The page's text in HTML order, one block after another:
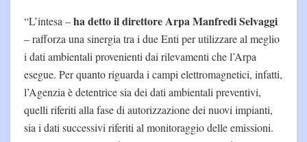
“L’intesa –ha detto il direttore Arpa Manfredi Selvaggi
– rafforza una sinergia tra i due Enti per utilizzare al meglio
i dati ambientali provenienti dai rilevamenti che l’Arpa
esegue. Per quanto riguarda i campi elettromagnetici, infatti,
l’Agenzia è detentrice sia dei dati ambientali preventivi,
quelli riferiti alla fase di autorizzazione dei nuovi impianti,
sia i dati successivi riferiti al monitoraggio delle emissioni.